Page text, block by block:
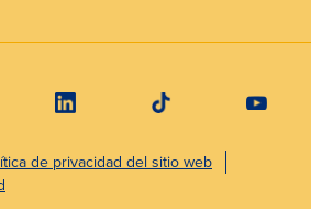
de privacidad del sitio web